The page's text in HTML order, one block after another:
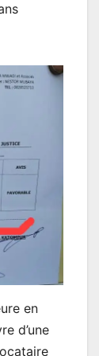
en
d’une